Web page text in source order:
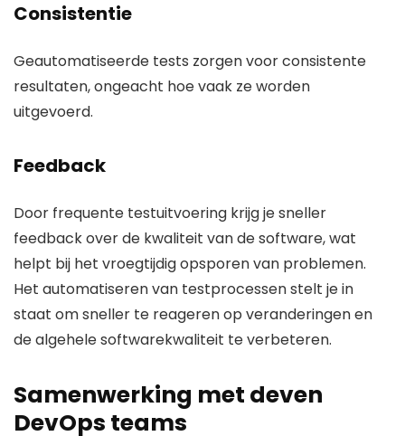
Consistentie
Geautomatiseerde tests zorgen voor consistente
resultaten, ongeacht hoe vaak ze worden
uitgevoerd.
Feedback
Door frequente testuitvoering krijg je sneller
feedback over de kwaliteit van de software, wat
helpt bij het vroegtijdig opsporen van problemen.
Het automatiseren van testprocessen stelt je in
staat om sneller te reageren op veranderingen en
de algehele softwarekwaliteit te verbeteren.
Samenwerking met deven
DevOps teams